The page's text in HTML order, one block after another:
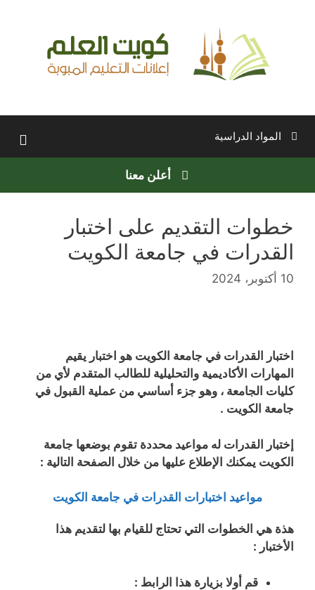
المواد الدراسية
أعلن معنا
خطوات التقديم على اختبار
القدرات في جامعة الكويت
10 أكتوبر، 2024
اختبار القدرات في جامعة الكويت هو اختبار يقيم
المهارات الأكاديمية والتحليلية للطالب المتقدم لأي من
كليات الجامعة ، وهو جزء أساسي من عملية القبول في
جامعة الكويت .
إختبار القدرات له مواعيد محددة تقوم بوضعها جامعة
الكويت يمكنك الإطلاع عليها من خلال الصفحة التالية :
مواعيد اختبارات القدرات في جامعة الكويت
هذة هي الخطوات التي تحتاج للقيام بها لتقديم هذا
الأختبار :
قم أولا بزيارة هذا الرابط :